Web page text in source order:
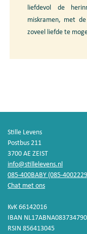
liefdevol de
miskramen, met
zoveel liefde te
Stille Levens
Postbus 211
3700 AE ZEIST
info@stillelevens.nl
085-400BABY (085-
Chat met ons
KvK 66142016
IBAN
RSIN 856413045